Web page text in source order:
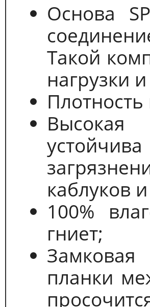
Основа
Такой
нагрузки
каблуков
100%
гниет;
планки